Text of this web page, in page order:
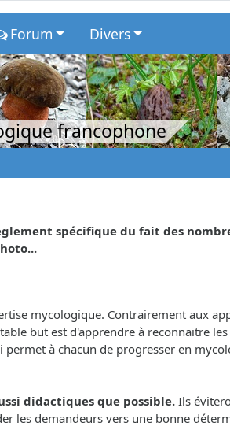
Forum Divers
francophone
spécifique du fait des
mycologique. Contrairement aux
but est d'apprendre à reconnaitre
à chacun de progresser en
didactiques que possible. Ils
les demandeurs vers une bonne